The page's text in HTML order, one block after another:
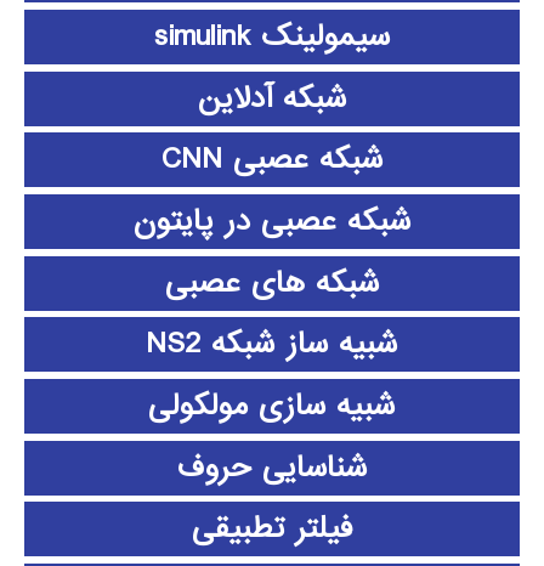
سیمولینک simulink
شبکه آدلاین
شبکه عصبی CNN
شبکه عصبی در پایتون
شبکه های عصبی
شبیه ساز شبکه NS2
شبیه سازی مولکولی
شناسایی حروف
فیلتر تطبیقی